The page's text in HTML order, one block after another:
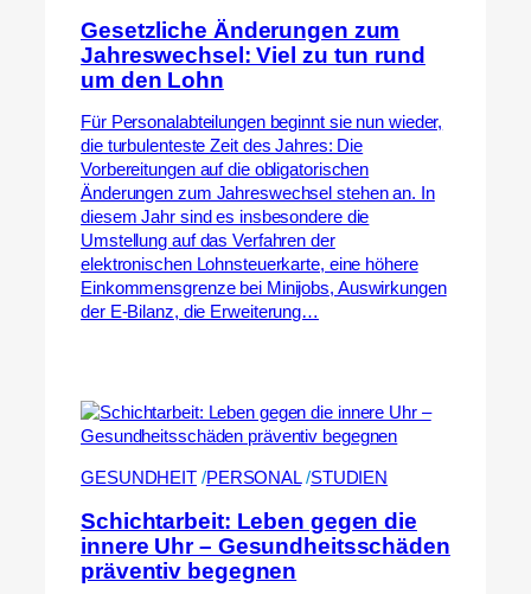
Gesetzliche Änderungen zum
Jahreswechsel: Viel zu tun rund
um den Lohn
Für Personalabteilungen beginnt sie nun wieder,
die turbulenteste Zeit des Jahres: Die
Vorbereitungen auf die obligatorischen
Änderungen zum Jahreswechsel stehen an. In
diesem Jahr sind es insbesondere die
Umstellung auf das Verfahren der
elektronischen Lohnsteuerkarte, eine höhere
Einkommensgrenze bei Minijobs, Auswirkungen
der E-Bilanz, die Erweiterung…
GESUNDHEIT /PERSONAL /STUDIEN
Schichtarbeit: Leben gegen die
innere Uhr – Gesundheitsschäden
präventiv begegnen